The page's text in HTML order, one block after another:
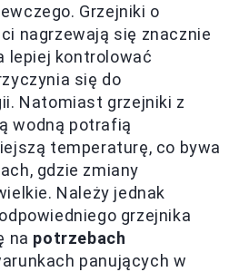
Grzejniki o
nagrzewają się znacznie
lepiej kontrolować
się do
Natomiast grzejniki z
wodną potrafią
temperaturę, co bywa
gdzie zmiany
Należy jednak
grzejnika
na potrzebach
panujących w